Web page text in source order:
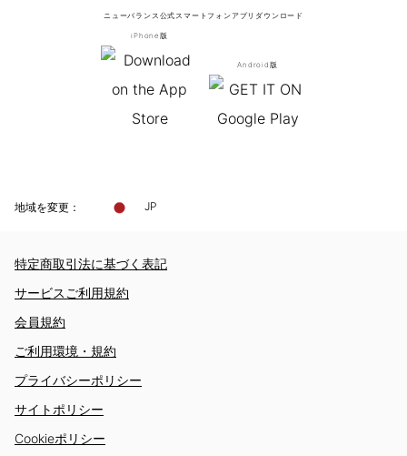
ニューバランス公式スマートフォンアプリ ダウンロード
iPhone版
Android版
地域を変更： JP
特定商取引法に基づく表記
サービスご利用規約
会員規約
ご利用環境・規約
プライバシーポリシー
サイトポリシー
Cookieポリシー